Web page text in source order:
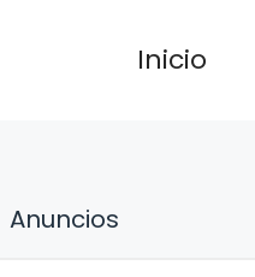
Inicio
Anuncios